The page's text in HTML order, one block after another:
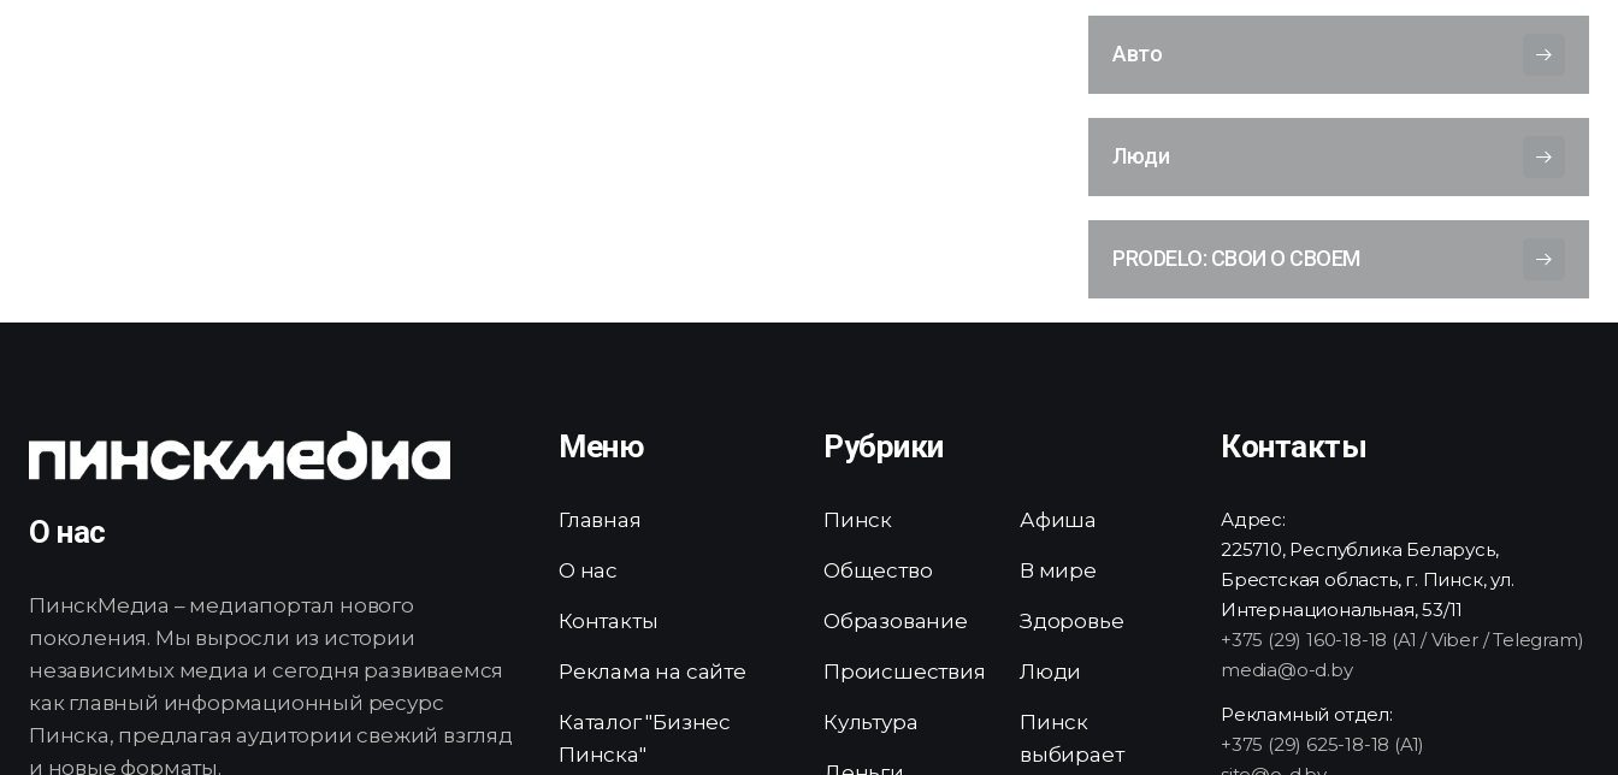
Авто
Люди
PRODELO: СВОИ О СВОЕМ
О нас
ПинскМедиа – медиапортал нового
поколения. Мы выросли из истории
независимых медиа и сегодня развиваемся
как главный информационный ресурс
Пинска, предлагая аудитории свежий взгляд
и новые форматы.
Меню
Главная
О нас
Контакты
Реклама на сайте
Каталог "Бизнес
Пинска"
Рубрики
Пинск
Общество
Образование
Происшествия
Культура
Афиша
В мире
Здоровье
Люди
Пинск
выбирает
Контакты
Адрес:
225710, Республика Беларусь,
Брестская область, г. Пинск, ул.
Интернациональная, 53/11
+375 (29) 160-18-18 (A1 / Viber / Telegram)
media@o-d.by
Рекламный отдел:
+375 (29) 625-18-18 (A1)